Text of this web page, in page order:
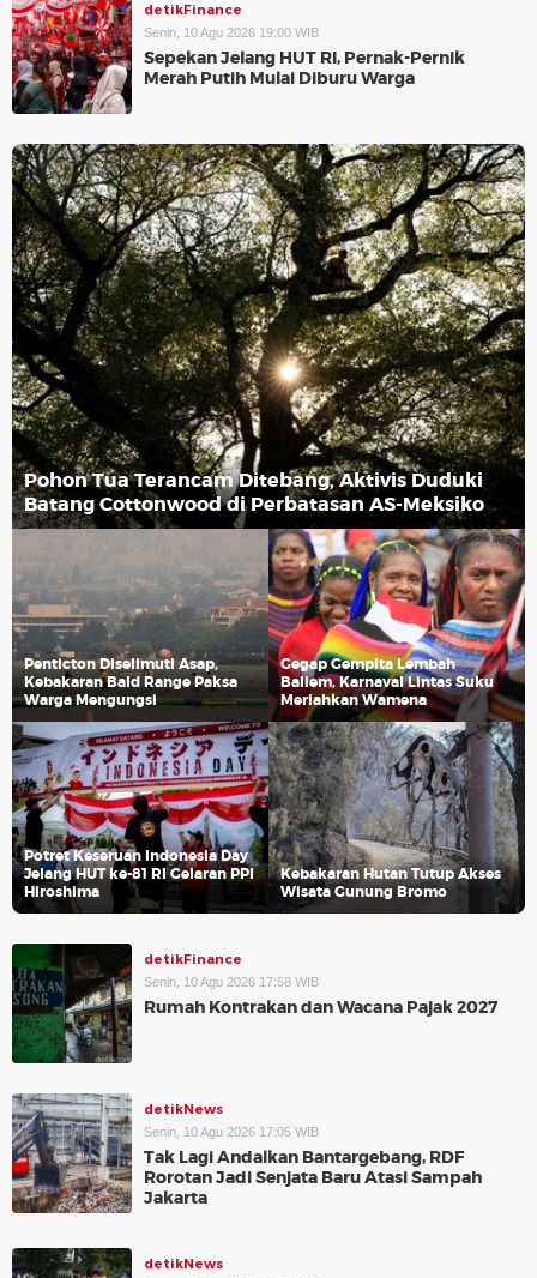
detikFinance
Senin, 10 Agu 2026 19:00 WIB
Sepekan Jelang HUT RI, Pernak-Pernik
Merah Putih Mulai Diburu Warga
Pohon Tua Terancam Ditebang, Aktivis Duduki
Batang Cottonwood di Perbatasan AS-Meksiko
Penticton Diselimuti Asap,
Kebakaran Bald Range Paksa
Warga Mengungsi
Gegap Gempita Lembah
Baliem, Karnaval Lintas Suku
Meriahkan Wamena
Potret Keseruan Indonesia Day
Jelang HUT ke-81 RI Gelaran PPI
Hiroshima
Kebakaran Hutan Tutup Akses
Wisata Gunung Bromo
detikFinance
Senin, 10 Agu 2026 17:58 WIB
Rumah Kontrakan dan Wacana Pajak 2027
detikNews
Senin, 10 Agu 2026 17:05 WIB
Tak Lagi Andalkan Bantargebang, RDF
Rorotan Jadi Senjata Baru Atasi Sampah
Jakarta
detikNews